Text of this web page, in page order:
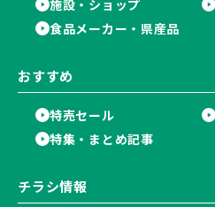
施設・ショップ
食品メーカー・県産品
おすすめ
特売セール
特集・まとめ記事
チラシ情報